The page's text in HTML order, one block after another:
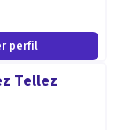
perfil
Tellez